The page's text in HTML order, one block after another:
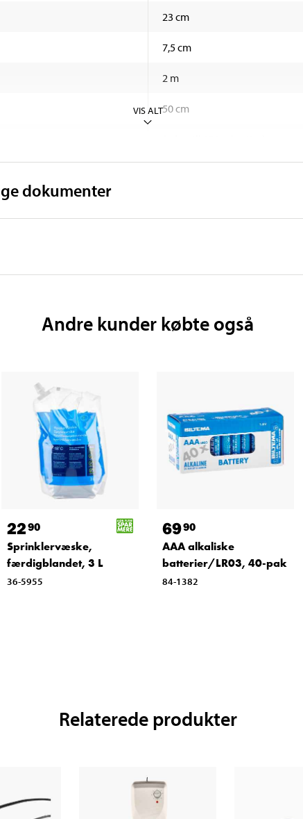
23 cm
7,5 cm
2 m
50 cm
VIS ALT
dokumenter
Andre kunder købte også
2290
Sprinklervæske,
færdigblandet, 3 L
36-5955
6990
AAA alkaliske
batterier/LR03, 40-pak
84-1382
Relaterede produkter